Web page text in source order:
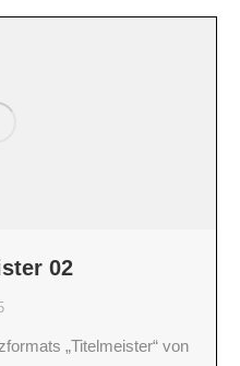
02
„Titelmeister“ von